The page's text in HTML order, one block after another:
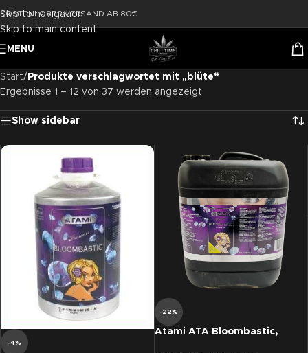
Skip to navigation
Skip to main content
KOSTENLOSER VERSAND AB 80€
MENU
Start/ Produkte verschlagwortet mit „blüte“
Ergebnisse 1 – 12 von 37 werden angezeigt
Show sidebar
-4%
-22%
Atami ATA Bloombastic,